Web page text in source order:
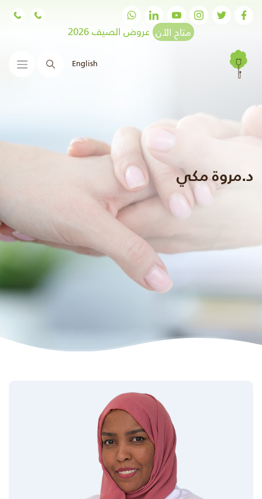
متاح الآن عروض الصيف 2026
English البحث
د.مروة مكي